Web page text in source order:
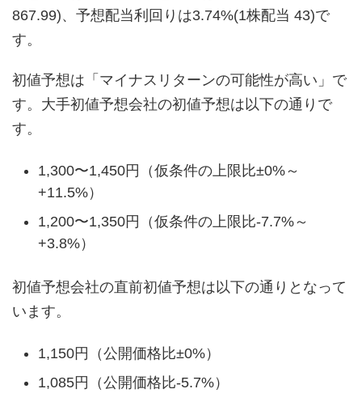
867.99)、予想配当利回りは3.74%(1株配当 43)で
す。
初値予想は「マイナスリターンの可能性が高い」で
す。大手初値予想会社の初値予想は以下の通りで
す。
1,300〜1,450円（仮条件の上限比±0%～
+11.5%）
1,200〜1,350円（仮条件の上限比-7.7%～
+3.8%）
初値予想会社の直前初値予想は以下の通りとなって
います。
1,150円（公開価格比±0%）
1,085円（公開価格比-5.7%）